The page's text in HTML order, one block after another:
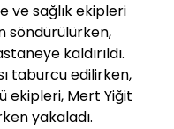
ve sağlık ekipleri
söndürülürken,
kaldırıldı.
taburcu edilirken,
ekipleri, Mert Yiğit
yakaladı.